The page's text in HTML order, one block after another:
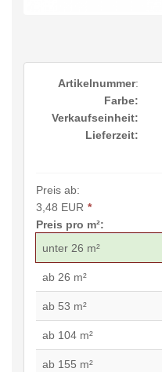
Artikelnummer:
Farbe:
Verkaufseinheit:
Lieferzeit:
Preis ab:
3,48 EUR *
Preis pro m²:
unter 26 m²
ab 26 m²
ab 53 m²
ab 104 m²
ab 155 m²